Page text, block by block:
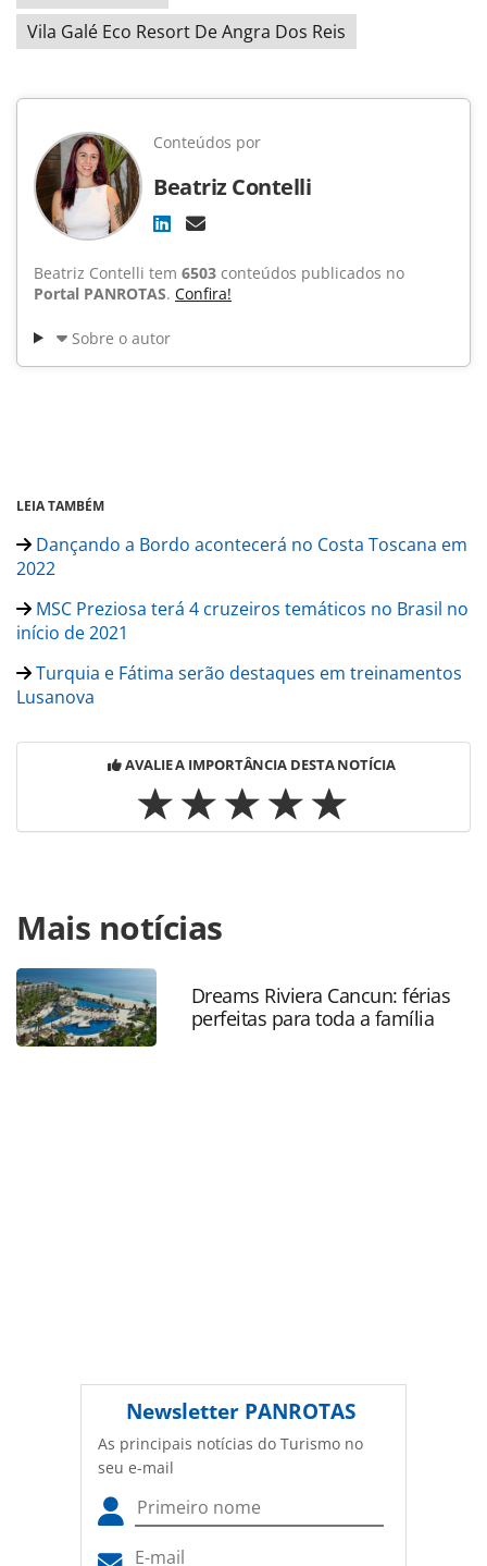
Vila Galé Eco Resort De Angra Dos Reis
Conteúdos por
Beatriz Contelli
Beatriz Contelli tem 6503 conteúdos publicados no
Portal PANROTAS. Confira!
Sobre o autor
LEIA TAMBÉM
Dançando a Bordo acontecerá no Costa Toscana em
2022
MSC Preziosa terá 4 cruzeiros temáticos no Brasil no
início de 2021
Turquia e Fátima serão destaques em treinamentos
Lusanova
AVALIE A IMPORTÂNCIA DESTA NOTÍCIA
https://www.panrotas.com.br/mercado/operadoras/2020/
recria-experiencia-de-cruzeiros-tematicos-em-resort-no-
rio_178416.html ou as ferramentas oferecidas na página.
Todo o conteúdo produzido pela PANROTAS Editora é
protegido pela legislação brasileira sobre direito autoral.
Não reproduza o conteúdo sem autorização da PANROTAS
Mais notícias
Dreams Riviera Cancun: férias
perfeitas para toda a família
Newsletter PANROTAS
As principais notícias do Turismo no
seu e-mail